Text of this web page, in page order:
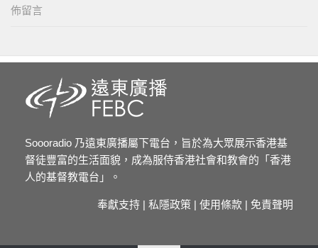
佈留言
Soooradio 乃遠東廣播屬下電台，旨於為大眾展示香港基
督徒豐富的生活面貌，成為服侍香港社會和教會的「香港
人的基督教電台」。
奉獻支持 | 私隱政策 | 使用條款 | 免責聲明